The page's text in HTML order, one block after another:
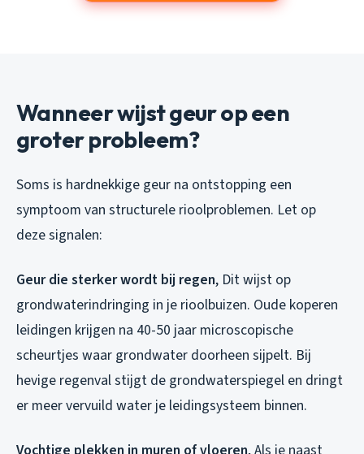
Wanneer wijst geur op een
groter probleem?
Soms is hardnekkige geur na ontstopping een
symptoom van structurele rioolproblemen. Let op
deze signalen:
Geur die sterker wordt bij regen, Dit wijst op
grondwaterindringing in je rioolbuizen. Oude koperen
leidingen krijgen na 40-50 jaar microscopische
scheurtjes waar grondwater doorheen sijpelt. Bij
hevige regenval stijgt de grondwaterspiegel en dringt
er meer vervuild water je leidingsysteem binnen.